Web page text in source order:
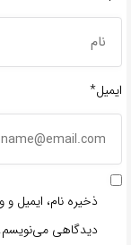
ایمیل*
ذخیره نام، ایمیل
دیدگاهی می‌نویسم.